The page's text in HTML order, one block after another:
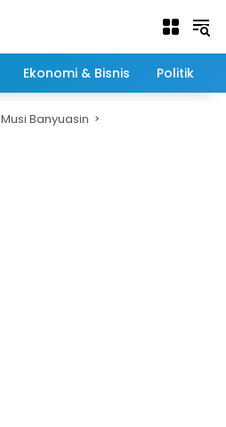
Ekonomi & Bisnis Politik
Musi Banyuasin